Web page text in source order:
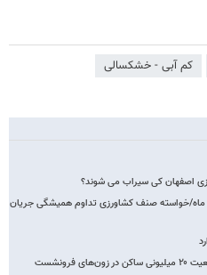
کم آبی - خشکسالی
اصفهان کی سیراب می شوند؟
ماه/خواسته صنف کشاورزی تداوم همیشگی جریان